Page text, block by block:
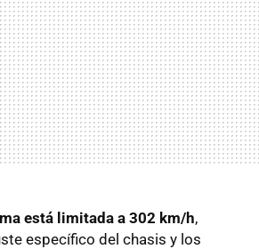
está limitada a 302 km/h,
específico del chasis y los